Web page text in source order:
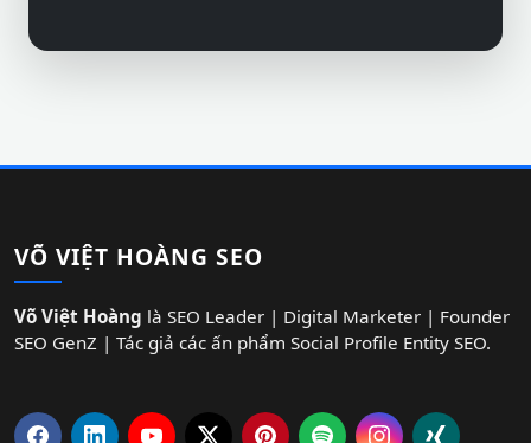
VÕ VIỆT HOÀNG SEO
Võ Việt Hoàng là SEO Leader | Digital Marketer | Founder
SEO GenZ | Tác giả các ấn phẩm Social Profile Entity SEO.